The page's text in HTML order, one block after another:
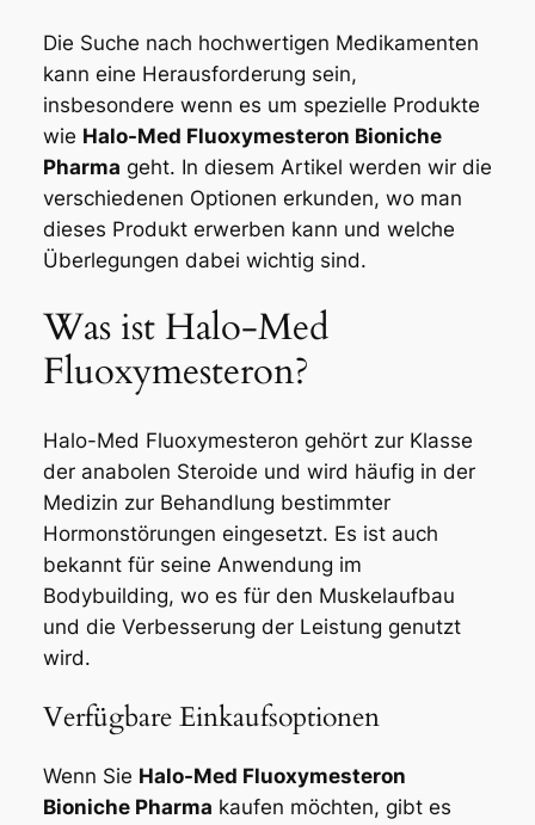
Die Suche nach hochwertigen Medikamenten
kann eine Herausforderung sein,
insbesondere wenn es um spezielle Produkte
wie Halo-Med Fluoxymesteron Bioniche
Pharma geht. In diesem Artikel werden wir die
verschiedenen Optionen erkunden, wo man
dieses Produkt erwerben kann und welche
Überlegungen dabei wichtig sind.
Was ist Halo-Med
Fluoxymesteron?
Halo-Med Fluoxymesteron gehört zur Klasse
der anabolen Steroide und wird häufig in der
Medizin zur Behandlung bestimmter
Hormonstörungen eingesetzt. Es ist auch
bekannt für seine Anwendung im
Bodybuilding, wo es für den Muskelaufbau
und die Verbesserung der Leistung genutzt
wird.
Verfügbare Einkaufsoptionen
Wenn Sie Halo-Med Fluoxymesteron
Bioniche Pharma kaufen möchten, gibt es